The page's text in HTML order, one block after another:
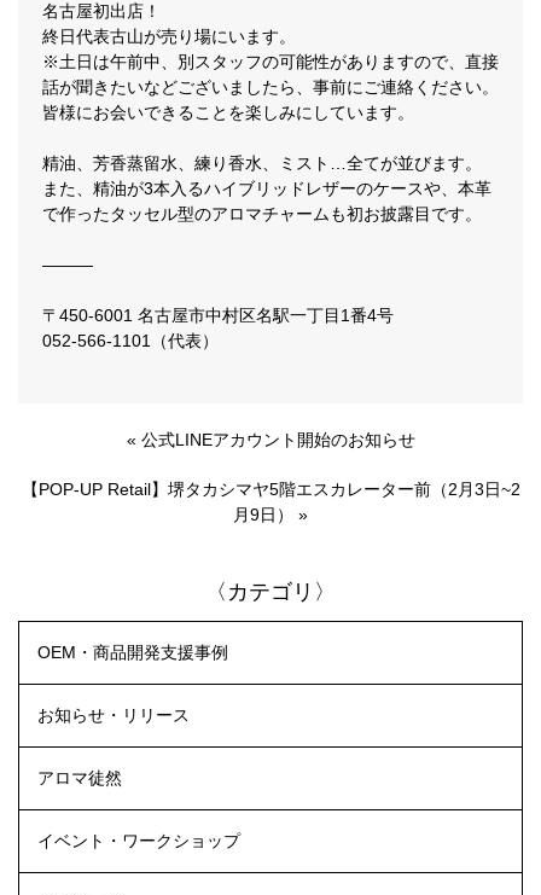
名古屋初出店！
終日代表古山が売り場にいます。
※土日は午前中、別スタッフの可能性がありますので、直接
話が聞きたいなどございましたら、事前にご連絡ください。
皆様にお会いできることを楽しみにしています。
精油、芳香蒸留水、練り香水、ミスト…全てが並びます。
また、精油が3本入るハイブリッドレザーのケースや、本革
で作ったタッセル型のアロマチャームも初お披露目です。
―――
〒450-6001 名古屋市中村区名駅一丁目1番4号
052-566-1101（代表）
« 公式LINEアカウント開始のお知らせ
【POP-UP Retail】堺タカシマヤ5階エスカレーター前（2月3日~2
月9日）
»
〈カテゴリ〉
OEM・商品開発支援事例
お知らせ・リリース
アロマ徒然
イベント・ワークショップ